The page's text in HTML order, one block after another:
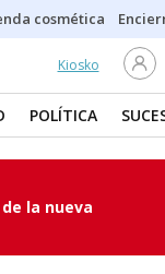
cosmética
Kiosko
POLÍTICA
la nueva